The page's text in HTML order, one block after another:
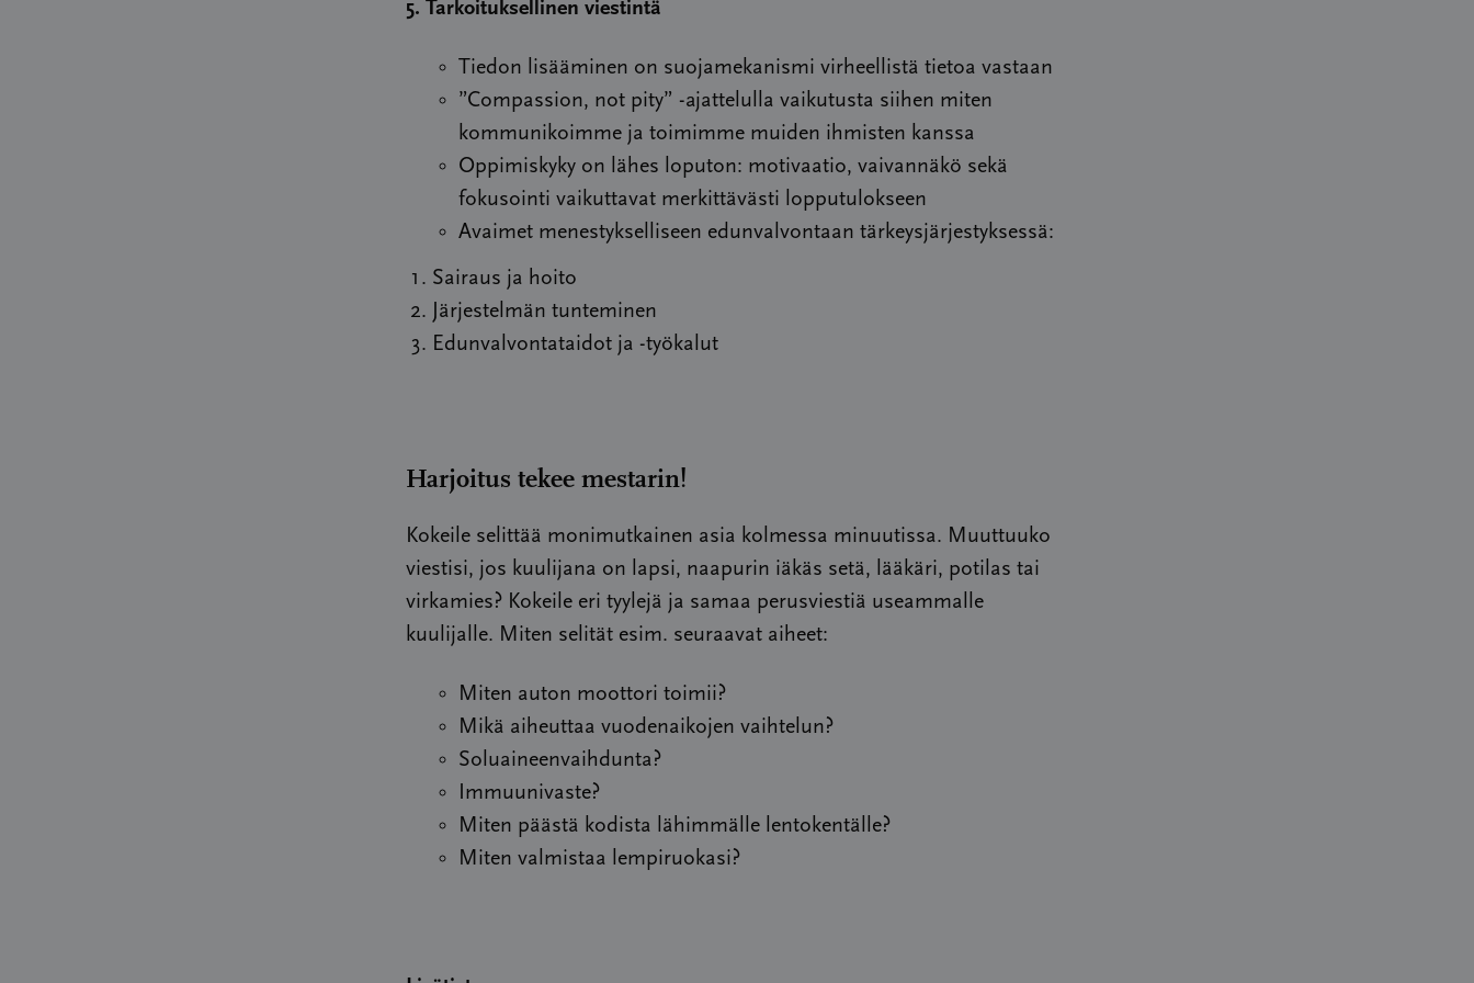
5. Tarkoituksellinen viestintä
Tiedon lisääminen on suojamekanismi virheellistä tietoa vastaan
”Compassion, not pity” -ajattelulla vaikutusta siihen miten
kommunikoimme ja toimimme muiden ihmisten kanssa
Oppimiskyky on lähes loputon: motivaatio, vaivannäkö sekä
fokusointi vaikuttavat merkittävästi lopputulokseen
Avaimet menestykselliseen edunvalvontaan tärkeysjärjestyksessä:
Sairaus ja hoito
Järjestelmän tunteminen
Edunvalvontataidot ja -työkalut
Harjoitus tekee mestarin!
Kokeile selittää monimutkainen asia kolmessa minuutissa. Muuttuuko
viestisi, jos kuulijana on lapsi, naapurin iäkäs setä, lääkäri, potilas tai
virkamies? Kokeile eri tyylejä ja samaa perusviestiä useammalle
kuulijalle. Miten selität esim. seuraavat aiheet:
Miten auton moottori toimii?
Mikä aiheuttaa vuodenaikojen vaihtelun?
Soluaineenvaihdunta?
Immuunivaste?
Miten päästä kodista lähimmälle lentokentälle?
Miten valmistaa lempiruokasi?